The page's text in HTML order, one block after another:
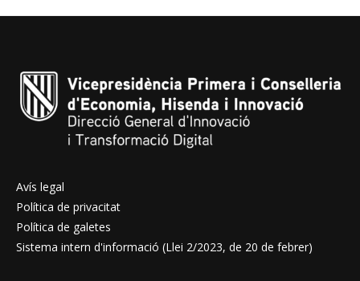
Avís legal
Política de privacitat
Política de galetes
Sistema intern d'informació (Llei 2/2023, de 20 de febrer)